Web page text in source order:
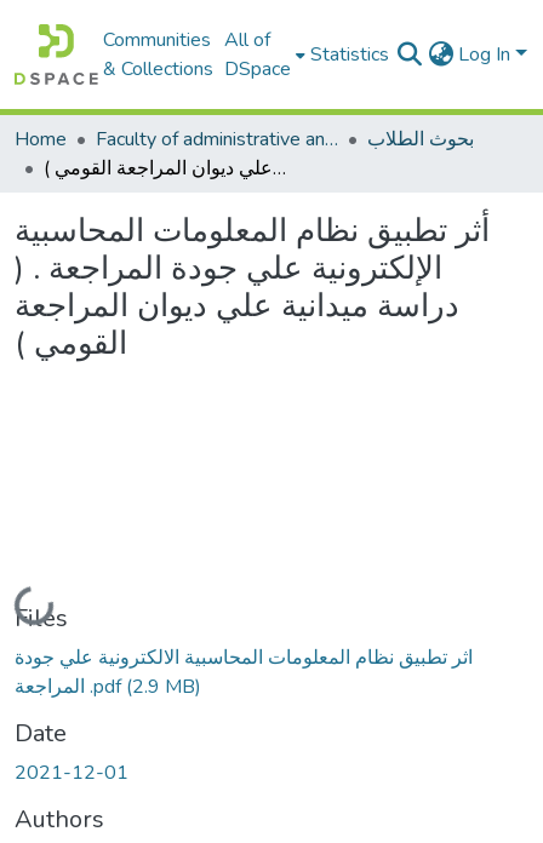
Communities
& Collections
All of
DSpace
Statistics Log In
Home Faculty of administrative and economic sciences كليةالعلوم الادارية والاقتصادية
بحوث الطلاب
أثر تطبيق نظام المعلومات المحاسبية الإلكترونية علي جودة المراجعة . ( دراسة ميدانية علي ديوان المراجعة القومي )
أثر تطبيق نظام المعلومات المحاسبية
الإلكترونية علي جودة المراجعة . (
دراسة ميدانية علي ديوان المراجعة
القومي )
Loading...
Files
اثر تطبيق نظام المعلومات المحاسبية الالكترونية علي جودة
المراجعة .pdf(2.9 MB)
Date
2021-12-01
Authors